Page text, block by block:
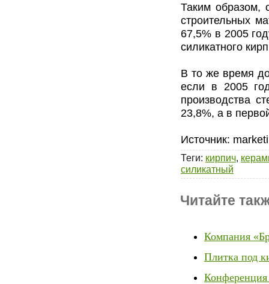
Таким образом,
строительных
67,5% в 2005
силикатного
В то же время
если в 2005
производства
23,8%, а в
Источник:
Теги: кирпич,
силикатный
Читайте
Компания
Плитка под
Конференция